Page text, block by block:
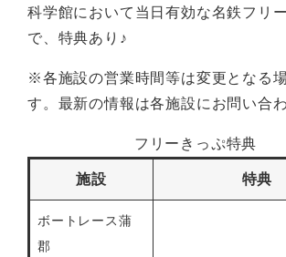
科学館において当日有効な名鉄フリ
で、特典あり♪
※各施設の営業時間等は変更となる
す。最新の情報は各施設にお問い合
フリーきっぷ特典
施設 特典
ボートレース蒲
郡